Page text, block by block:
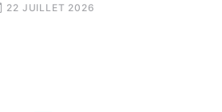
22 JUILLET 2026